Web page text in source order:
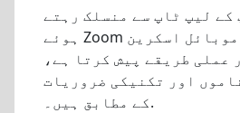
کے لیپ ٹاپ سے منسلک رہتے
ہوئے Zoom میٹنگ میں اپنی موبائل اسکرین
عملی طریقے پیش کرتا ہے،
اور تکنیکی ضروریات
کے مطابق ہیں۔.